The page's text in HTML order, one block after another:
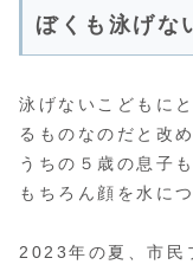
ぼくも泳げな
泳げないこどもに
るものなのだと改
うちの５歳の息子
もちろん顔を水に
2023年の夏、市民